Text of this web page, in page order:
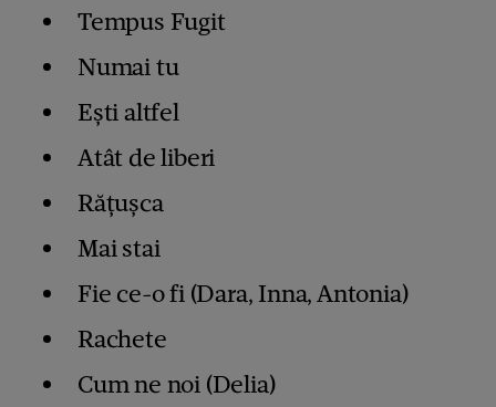
Tempus Fugit
Numai tu
Ești altfel
Atât de liberi
Rățușca
Mai stai
Fie ce-o fi (Dara, Inna, Antonia)
Rachete
Cum ne noi (Delia)